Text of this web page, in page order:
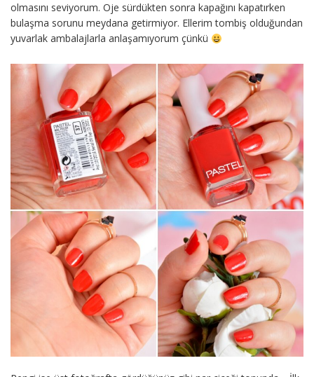
olmasını seviyorum. Oje sürdükten sonra kapağını kapatırken
bulaşma sorunu meydana getirmiyor. Ellerim tombiş olduğundan
yuvarlak ambalajlarla anlaşamıyorum çünkü